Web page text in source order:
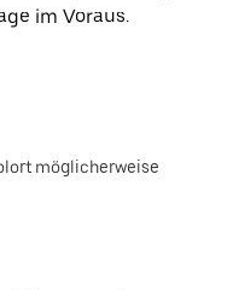
im Voraus.
möglicherweise